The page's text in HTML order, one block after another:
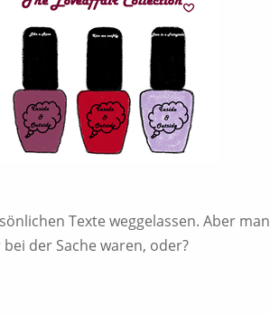
Texte weggelassen. Aber man
der Sache waren, oder?